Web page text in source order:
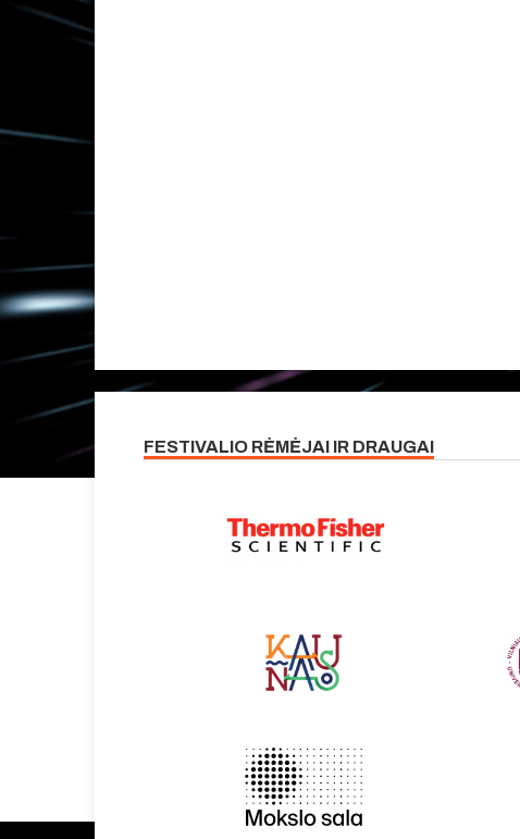
FESTIVALIO RĖMĖJAI IR DRAUGAI